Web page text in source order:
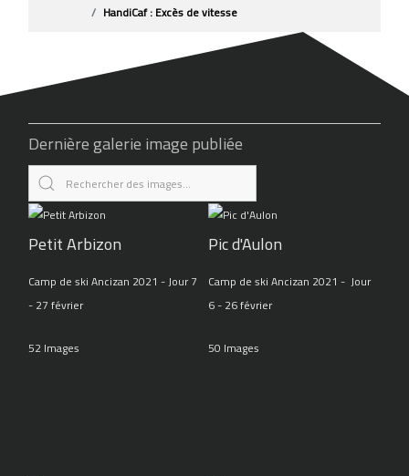
HandiCaf : Excès de vitesse
Dernière galerie image publiée
Petit Arbizon
Camp de ski Ancizan 2021 - Jour 7
- 27 février
52 Images
Pic d'Aulon
Camp de ski Ancizan 2021 - Jour
6 - 26 février
50 Images